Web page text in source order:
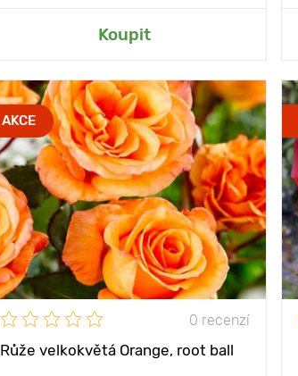
Koupit
Přidat do mé zahrady
AKCE
0 recenzí
Růže velkokvětá Orange, root ball
Vlastnosti řezané vydrží dlouho
Výška rostliny 80 - 100 cm
Vzdálenost mezi
rostlinami
50 - 100 cm
Poloha slunce
Mrazuvzdornost mrazuvzdorný